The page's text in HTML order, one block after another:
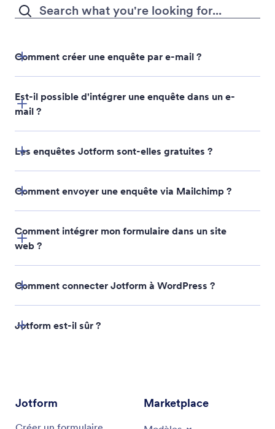
Comment créer une enquête par e-mail ?
Est-il possible d'intégrer une enquête dans un e-
mail ?
Les enquêtes Jotform sont-elles gratuites ?
Comment envoyer une enquête via Mailchimp ?
Comment intégrer mon formulaire dans un site
web ?
build a form from scratch or get a head start with
Get your embed code. Open your form in the Form
Builder and go to the Publish tab. Select the Embed
tab to find your embed code.
Comment connecter Jotform à WordPress ?
Jotform est-il sûr ?
Jotform Marketplace